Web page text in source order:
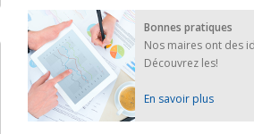
FEUILLETER
Bonnes pratiques
Nos maires ont des
Découvrez les!
En savoir plus